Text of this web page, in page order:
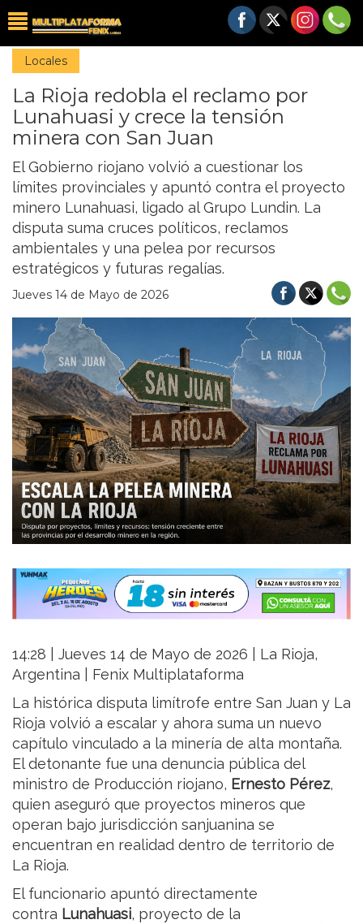
Locales
La Rioja redobla el reclamo por
Lunahuasi y crece la tensión
minera con San Juan
El Gobierno riojano volvió a cuestionar los
límites provinciales y apuntó contra el proyecto
minero Lunahuasi, ligado al Grupo Lundin. La
disputa suma cruces políticos, reclamos
ambientales y una pelea por recursos
estratégicos y futuras regalías.
Jueves 14 de Mayo de 2026
14:28 | Jueves 14 de Mayo de 2026 | La Rioja,
Argentina | Fenix Multiplataforma
La histórica disputa limítrofe entre San Juan y La
Rioja volvió a escalar y ahora suma un nuevo
capítulo vinculado a la minería de alta montaña.
El detonante fue una denuncia pública del
ministro de Producción riojano, Ernesto Pérez,
quien aseguró que proyectos mineros que
operan bajo jurisdicción sanjuanina se
encuentran en realidad dentro de territorio de
La Rioja.
El funcionario apuntó directamente
contra Lunahuasi, proyecto de la